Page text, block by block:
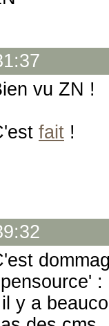
vu ZN !
fait !
:
y a